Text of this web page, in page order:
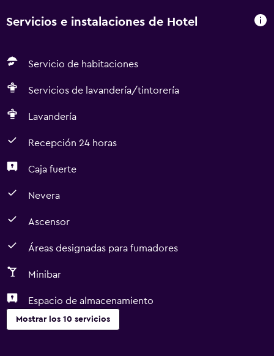
Servicios e instalaciones de Hotel
Servicio de habitaciones
Servicios de lavandería/tintorería
Lavandería
Recepción 24 horas
Caja fuerte
Nevera
Ascensor
Áreas designadas para fumadores
Minibar
Espacio de almacenamiento
Mostrar los 10 servicios